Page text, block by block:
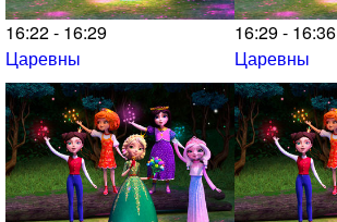
16:22 - 16:29
Царевны
16:29 - 16:36
Царевны